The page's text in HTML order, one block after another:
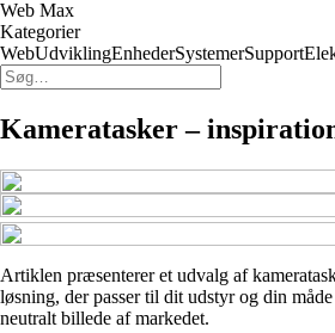
Web Max
Kategorier
WebUdviklingEnhederSystemerSupport
Kameratasker –
Artiklen præsenterer et udvalg af
løsning, der passer til dit udstyr og din
neutralt billede af markedet.